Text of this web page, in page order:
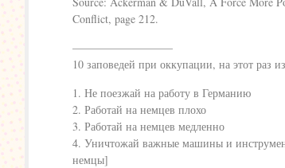
Conflict, page 212.
—————————
10 заповедей при оккупации, на этот раз
1. Не поезжай на работу в Германию
2. Работай на немцев плохо
3. Работай на немцев медленно
4. Уничтожай важные машины и
немцы]